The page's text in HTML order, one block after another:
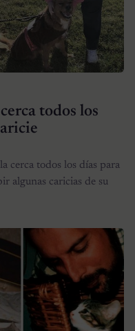
todos los
cerca todos los días para
algunas caricias de su